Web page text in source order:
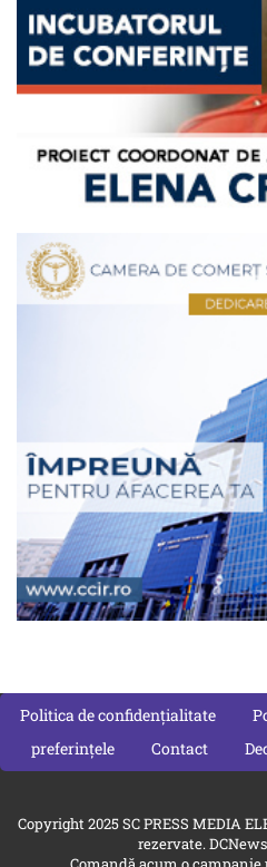
Politica de confidențialitate
preferințele
Contact
Copyright 2025 SC PRESS MEDIA
rezervate.